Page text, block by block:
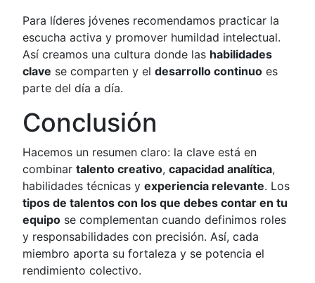
Para líderes jóvenes recomendamos practicar la
escucha activa y promover humildad intelectual.
Así creamos una cultura donde las habilidades
clave se comparten y eldesarrollo continuo es
parte del día a día.
Conclusión
Hacemos un resumen claro: la clave está en
combinartalento creativo,capacidad analítica,
habilidades técnicas yexperiencia relevante. Los
tipos de talentos con los que debes contar en tu
equipo se complementan cuando definimos roles
y responsabilidades con precisión. Así, cada
miembro aporta su fortaleza y se potencia el
rendimiento colectivo.